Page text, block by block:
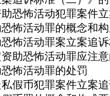
恐怖活动犯罪案件
怖活动罪的概念和
怖活动罪案立案追
助恐怖活动罪应注
怖活动罪的处罚
假币犯罪案件立案